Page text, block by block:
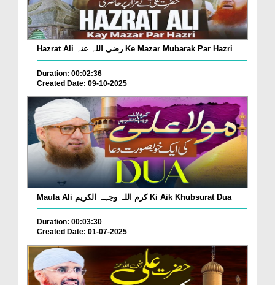
Hazrat Ali رضی اللہ عنہ Ke Mazar Mubarak Par Hazri
Duration: 00:02:36
Created Date: 09-10-2025
Maula Ali کرم اللہ وجہہ الکریم Ki Aik Khubsurat Dua
Duration: 00:03:30
Created Date: 01-07-2025